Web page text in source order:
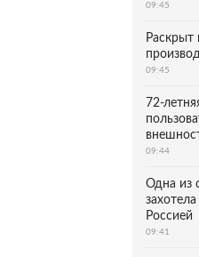
09:45
09:45
72-
09:44
Одна из
Россией
09:41